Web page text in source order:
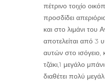
πέτρινο τοιχίο
προσδίδει
και στο λιμάνι του
αποτελείται από 3
αυτών στο ισόγειο,
τζάκι,1 μεγάλο
διαθέτει πολύ